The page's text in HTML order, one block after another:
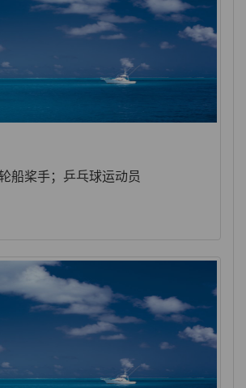
船桨手；乒乓球运动员